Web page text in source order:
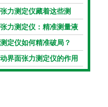
力测定仪藏着这些测
”力测定仪：精准测量液
的关键设备
定仪如何精准破局？
界面张力测定仪的作用